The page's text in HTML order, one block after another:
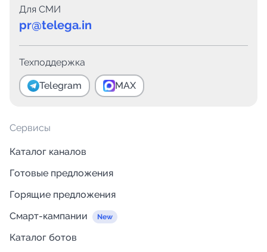
Сервисы
Каталог каналов
Готовые предложения
Горящие предложения
Смарт-кампании
Каталог ботов
Для СМИ
pr@telega.in
Техподдержка
Telegram MAX